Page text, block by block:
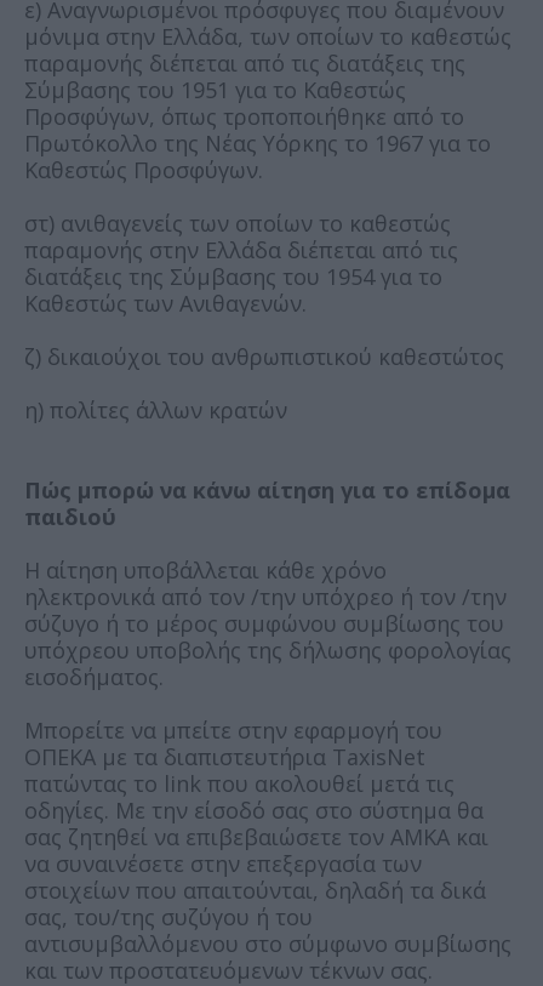
ε) Αναγνωρισμένοι πρόσφυγες που διαμένουν
μόνιμα στην Ελλάδα, των οποίων το καθεστώς
παραμονής διέπεται από τις διατάξεις της
Σύμβασης του 1951 για το Καθεστώς
Προσφύγων, όπως τροποποιήθηκε από το
Πρωτόκολλο της Νέας Υόρκης το 1967 για το
Καθεστώς Προσφύγων.
στ) ανιθαγενείς των οποίων το καθεστώς
παραμονής στην Ελλάδα διέπεται από τις
διατάξεις της Σύμβασης του 1954 για το
Καθεστώς των Ανιθαγενών.
ζ) δικαιούχοι του ανθρωπιστικού καθεστώτος
η) πολίτες άλλων κρατών
Πώς μπορώ να κάνω αίτηση για το επίδομα
παιδιού
Η αίτηση υποβάλλεται κάθε χρόνο
ηλεκτρονικά από τον /την υπόχρεο ή τον /την
σύζυγο ή το μέρος συμφώνου συμβίωσης του
υπόχρεου υποβολής της δήλωσης φορολογίας
εισοδήματος.
Μπορείτε να μπείτε στην εφαρμογή του
ΟΠΕΚΑ με τα διαπιστευτήρια TaxisNet
πατώντας το link που ακολουθεί μετά τις
οδηγίες. Με την είσοδό σας στο σύστημα θα
σας ζητηθεί να επιβεβαιώσετε τον ΑΜΚΑ και
να συναινέσετε στην επεξεργασία των
στοιχείων που απαιτούνται, δηλαδή τα δικά
σας, του/της συζύγου ή του
αντισυμβαλλόμενου στο σύμφωνο συμβίωσης
και των προστατευόμενων τέκνων σας.